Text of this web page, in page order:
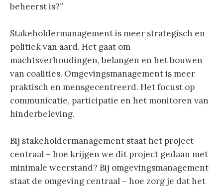
beheerst is?”
Stakeholdermanagement is meer strategisch en
politiek van aard. Het gaat om
machtsverhoudingen, belangen en het bouwen
van coalities. Omgevingsmanagement is meer
praktisch en mensgecentreerd. Het focust op
communicatie, participatie en het monitoren van
hinderbeleving.
Bij stakeholdermanagement staat het project
centraal – hoe krijgen we dit project gedaan met
minimale weerstand? Bij omgevingsmanagement
staat de omgeving centraal – hoe zorg je dat het